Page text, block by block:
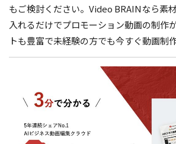
もご検討ください。Video BRAINなら素
入れるだけでプロモーション動画の制作
トも豊富で未経験の方でも今すぐ動画制